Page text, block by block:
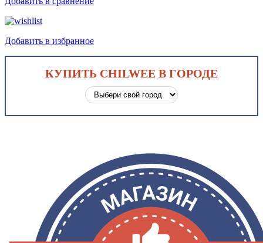
Добавить в избранное
КУПИТЬ CHILWEE В ГОРОДЕ